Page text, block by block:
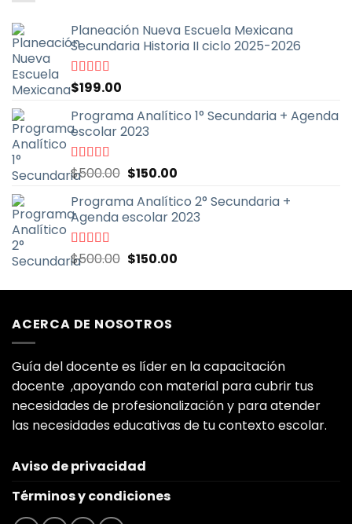
Planeación Nueva Escuela Mexicana
Secundaria Historia II ciclo 2025-2026
Valorado
5
$199.00
Programa Analítico 1° Secundaria + Agenda
escolar 2023
Valorado
con
5
$500.00 El
original
era:
$150.00El
actual
es:
Programa Analítico 2° Secundaria +
Agenda escolar 2023
Valorado
con
$500.00 El
original
$500.00.
$150.00El
actual
ACERCA DE NOSOTROS
Guía del docente es líder en la capacitación
docente ,apoyando con material para cubrir tus
necesidades de profesionalización y para atender
las necesidades educativas de tu contexto escolar.
Aviso de privacidad
Términos y condiciones